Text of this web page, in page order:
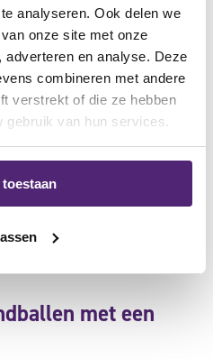
analyseren. Ook delen we
onze site met onze
en analyse. Deze
combineren met andere
verstrekt of die ze hebben
gebruik van hun services.
over
door een
en oefeningen doet, blijft je
met een